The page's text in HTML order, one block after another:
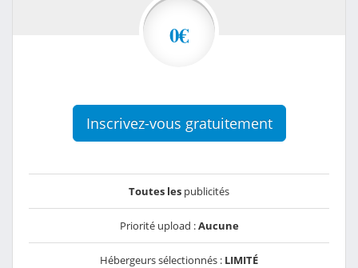
0€
Inscrivez-vous gratuitement
Toutes les publicités
Priorité upload :Aucune
Hébergeurs sélectionnés : LIMITÉ